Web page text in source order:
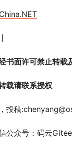
书面许可禁止转载
载请联系授权
投稿
公众号：码云Gitee